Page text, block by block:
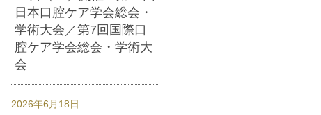
日本口腔ケア学会総会・
学術大会／第7回国際口
腔ケア学会総会・学術大
会
2026年6月18日